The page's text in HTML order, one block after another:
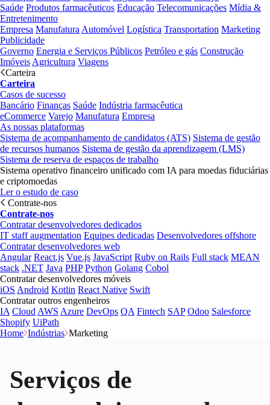
Saúde Produtos farmacêuticos Educação Telecomunicações Mídia &
Entretenimento
Empresa Manufatura Automóvel Logística Transportation Marketing
Publicidade
Governo Energia e Serviços Públicos Petróleo e gás Construção
Imóveis Agricultura Viagens
Carteira
Carteira
Casos de sucesso
Bancário Finanças Saúde Indústria farmacêutica
eCommerce Varejo Manufatura Empresa
As nossas plataformas
Sistema de acompanhamento de candidatos (ATS) Sistema de gestão
de recursos humanos Sistema de gestão da aprendizagem (LMS)
Sistema de reserva de espaços de trabalho
Sistema operativo financeiro unificado com IA para moedas fiduciárias
e criptomoedas
Ler o estudo de caso
Contrate-nos
Contrate-nos
Contratar desenvolvedores dedicados
IT staff augmentation Equipes dedicadas Desenvolvedores offshore
Contratar desenvolvedores web
Angular React.js Vue.js JavaScript Ruby on Rails Full stack MEAN
stack .NET Java PHP Python Golang Cobol
Contratar desenvolvedores móveis
iOS Android Kotlin React Native Swift
Contratar outros engenheiros
IA Cloud AWS Azure DevOps QA Fintech SAP Odoo Salesforce
Shopify UiPath
Home Indústrias Marketing
Serviços de